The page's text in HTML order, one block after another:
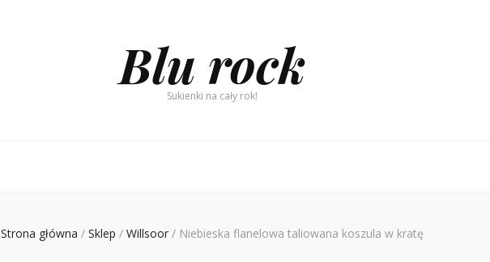
Blu rock
Sukienki na cały rok!
Strona główna / Sklep / Willsoor / Niebieska flanelowa taliowana koszula w kratę